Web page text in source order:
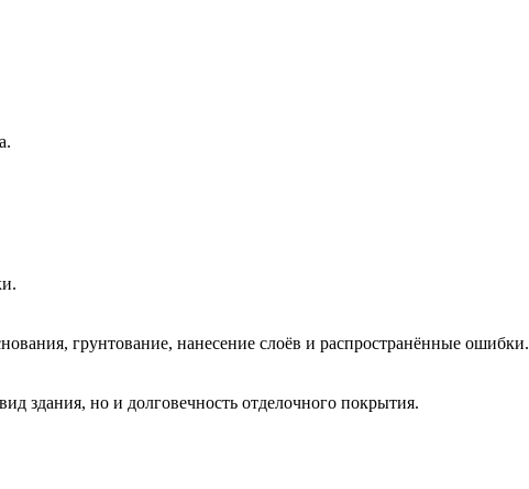
грунтование, нанесение слоёв и распространённые ошибки.
здания, но и долговечность отделочного покрытия.